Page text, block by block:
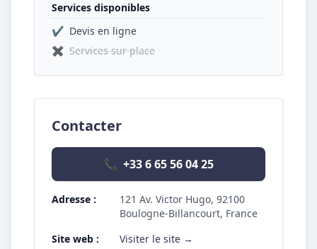
Services disponibles
✔ Devis en ligne
✖ Services sur place
Contacter
📞 +33 6 65 56 04 25
Adresse :
121 Av. Victor Hugo, 92100
Boulogne-Billancourt, France
Site web :
Visiter le site →